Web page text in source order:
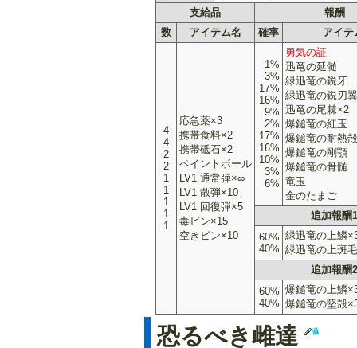
支給品
報酬
数
アイテム名 確率 アイテ
4
4
2
2
1
1
1
1
1
応急薬×3
携帯食料×2
携帯砥石×2
ペイントボール
LV1 通常弾×∞
LV1 散弾×10
LV1 回復弾×5
毒ビン×15
空きビン×10
1%
3%
17%
16%
9%
2%
17%
16%
10%
3%
6%
勇気の証
迅竜の延髄
緑迅竜の鋭牙
緑迅竜の鋭刃翼
迅竜の尾棘×2
爆鎚竜の紅玉
爆鎚竜の耐熱殻
爆鎚竜の剛顎
爆鎚竜の骨髄
竜玉
金のたまご
追加報酬1
60%
40%
緑迅竜の上鱗
緑迅竜の上斑
追加報酬2
60%
40%
爆鎚竜の上鱗
爆鎚竜の堅殻
恐るべき雌達